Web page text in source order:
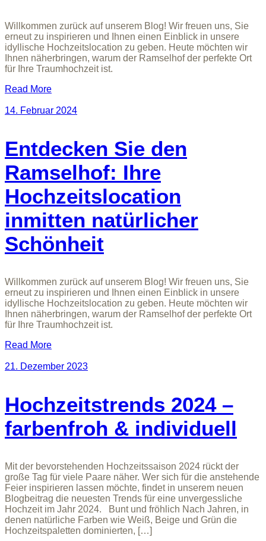
Willkommen zurück auf unserem Blog! Wir freuen uns, Sie
erneut zu inspirieren und Ihnen einen Einblick in unsere
idyllische Hochzeitslocation zu geben. Heute möchten wir
Ihnen näherbringen, warum der Ramselhof der perfekte Ort
für Ihre Traumhochzeit ist.
Read More
14. Februar 2024
Entdecken Sie den
Ramselhof: Ihre
Hochzeitslocation
inmitten natürlicher
Schönheit
Willkommen zurück auf unserem Blog! Wir freuen uns, Sie
erneut zu inspirieren und Ihnen einen Einblick in unsere
idyllische Hochzeitslocation zu geben. Heute möchten wir
Ihnen näherbringen, warum der Ramselhof der perfekte Ort
für Ihre Traumhochzeit ist.
Read More
21. Dezember 2023
Hochzeitstrends 2024 –
farbenfroh & individuell
Mit der bevorstehenden Hochzeitssaison 2024 rückt der
große Tag für viele Paare näher. Wer sich für die anstehende
Feier inspirieren lassen möchte, findet in unserem neuen
Blogbeitrag die neuesten Trends für eine unvergessliche
Hochzeit im Jahr 2024. Bunt und fröhlich Nach Jahren, in
denen natürliche Farben wie Weiß, Beige und Grün die
Hochzeitspaletten dominierten, […]